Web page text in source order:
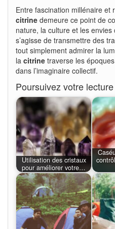
Entre fascination millénaire et
citrine demeure ce point de
nature, la culture et les envies
s’agisse de transmettre des
tout simplement admirer la
la citrine traverse les
dans l’imaginaire collectif.
Poursuivez votre
Utilisation des cristaux
pour améliorer votre…